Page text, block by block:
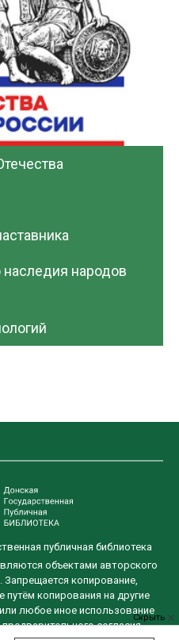
наследия народов
Скрыть
публичная библиотека
объектами авторского
Запрещается копирование,
копирования на другие
любое иное использование
согласия